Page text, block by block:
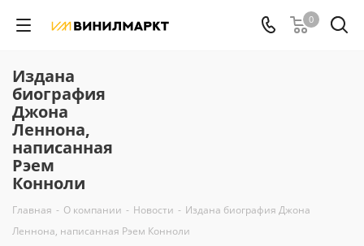
0
Издана
биография
Джона
Леннона,
написанная
Рэем
Конноли
Главная - О компании - Новости - Издана биография Джона
Леннона, написанная Рэем Конноли